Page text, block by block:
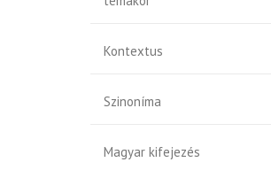
Kontextus
Szinoníma
Magyar kifejezés